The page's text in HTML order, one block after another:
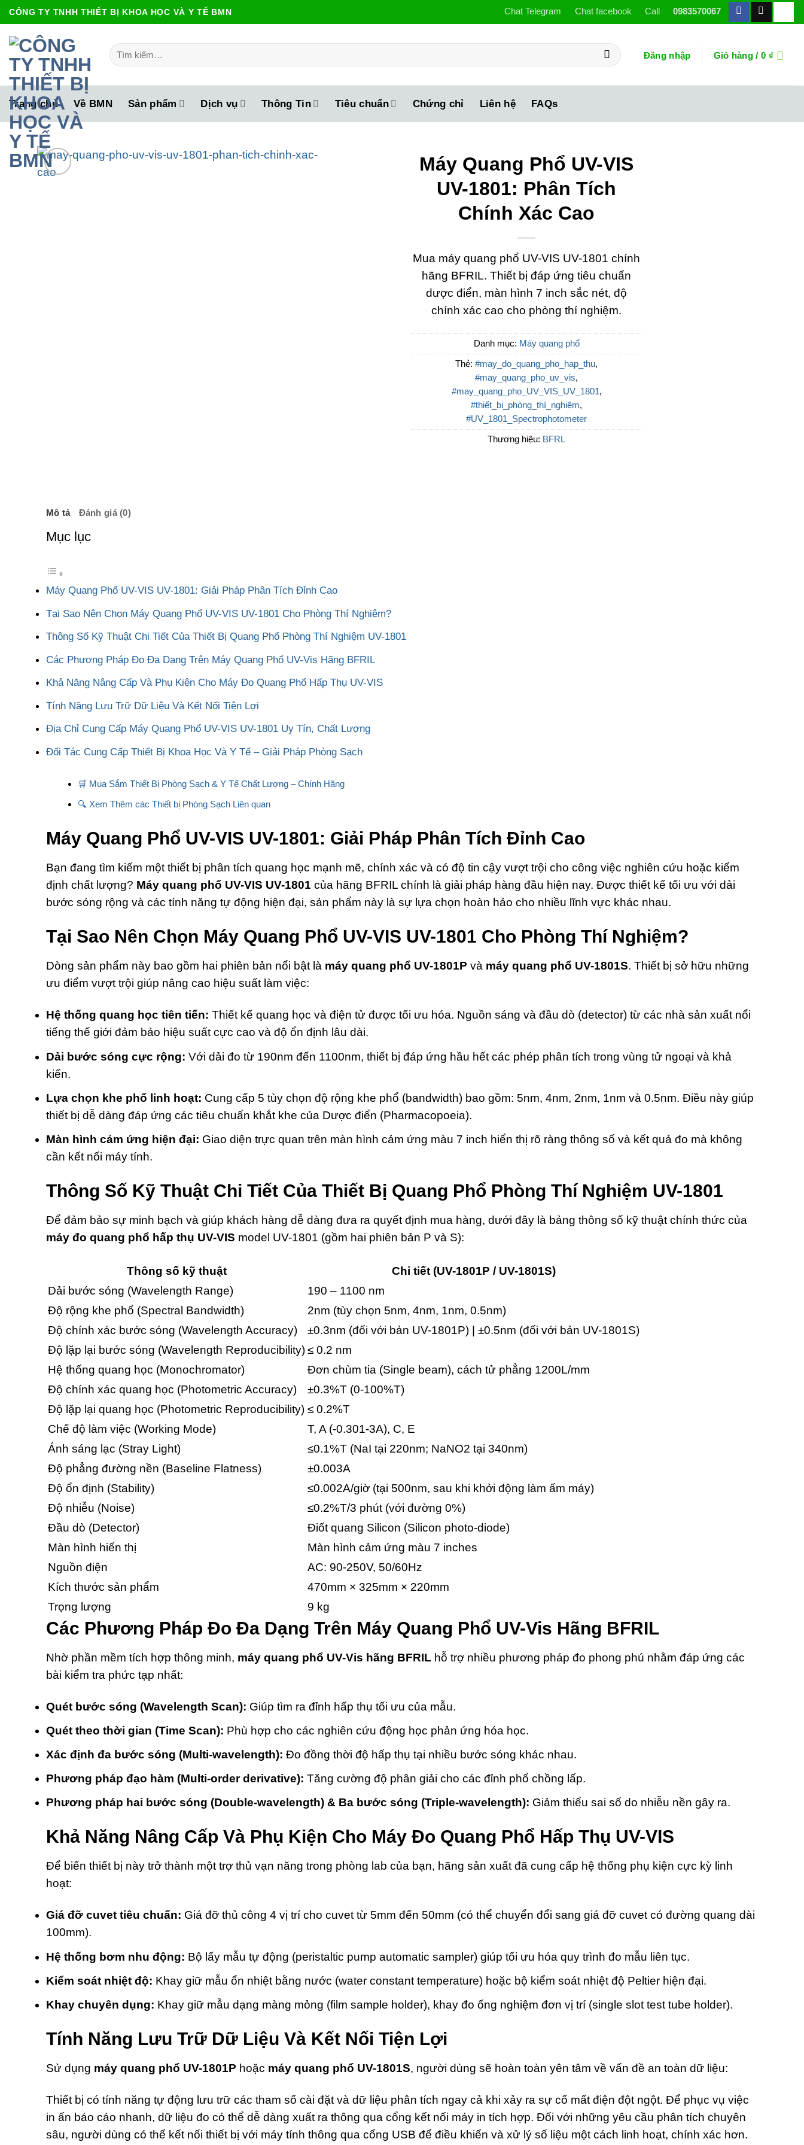
Bỏ
qua
nội
dung
CÔNG TY TNHH THIẾT BỊ KHOA HỌC VÀ Y TẾ BMN Chat Telegram Chat facebook Call 0983570067
Tìm
kiếm:
Đăng nhập Giỏ hàng / 0 ₫
Trang chủ Về BMN Sản phẩm Dịch vụ Thông Tin Tiêu chuẩn Chứng chỉ Liên hệ FAQs
Máy Quang Phổ UV-VIS
UV-1801: Phân Tích
Chính Xác Cao
Mua máy quang phổ UV-VIS UV-1801 chính
hãng BFRIL. Thiết bị đáp ứng tiêu chuẩn
dược điển, màn hình 7 inch sắc nét, độ
chính xác cao cho phòng thí nghiệm.
Danh mục: Máy quang phổ
Thẻ:#may_do_quang_pho_hap_thu,
#may_quang_pho_uv_vis,
#may_quang_pho_UV_VIS_UV_1801,
#thiết_bị_phòng_thí_nghiệm,
#UV_1801_Spectrophotometer
Thương hiệu: BFRL
Mô tả Đánh giá (0)
Mục lục
Máy Quang Phổ UV-VIS UV-1801: Giải Pháp Phân Tích Đỉnh Cao
Tại Sao Nên Chọn Máy Quang Phổ UV-VIS UV-1801 Cho Phòng Thí Nghiệm?
Thông Số Kỹ Thuật Chi Tiết Của Thiết Bị Quang Phổ Phòng Thí Nghiệm UV-1801
Các Phương Pháp Đo Đa Dạng Trên Máy Quang Phổ UV-Vis Hãng BFRIL
Khả Năng Nâng Cấp Và Phụ Kiện Cho Máy Đo Quang Phổ Hấp Thụ UV-VIS
Tính Năng Lưu Trữ Dữ Liệu Và Kết Nối Tiện Lợi
Địa Chỉ Cung Cấp Máy Quang Phổ UV-VIS UV-1801 Uy Tín, Chất Lượng
Đối Tác Cung Cấp Thiết Bị Khoa Học Và Y Tế – Giải Pháp Phòng Sạch
🛒 Mua Sắm Thiết Bị Phòng Sạch & Y Tế Chất Lượng – Chính Hãng
🔍 Xem Thêm các Thiết bị Phòng Sạch Liên quan
Máy Quang Phổ UV-VIS UV-1801: Giải Pháp Phân Tích Đỉnh Cao
Bạn đang tìm kiếm một thiết bị phân tích quang học mạnh mẽ, chính xác và có độ tin cậy vượt trội cho công việc nghiên cứu hoặc kiểm
định chất lượng? Máy quang phổ UV-VIS UV-1801 của hãng BFRIL chính là giải pháp hàng đầu hiện nay. Được thiết kế tối ưu với dải
bước sóng rộng và các tính năng tự động hiện đại, sản phẩm này là sự lựa chọn hoàn hảo cho nhiều lĩnh vực khác nhau.
Tại Sao Nên Chọn Máy Quang Phổ UV-VIS UV-1801 Cho Phòng Thí Nghiệm?
Dòng sản phẩm này bao gồm hai phiên bản nổi bật là máy quang phổ UV-1801P và máy quang phổ UV-1801S. Thiết bị sở hữu những
ưu điểm vượt trội giúp nâng cao hiệu suất làm việc:
Hệ thống quang học tiên tiến: Thiết kế quang học và điện tử được tối ưu hóa. Nguồn sáng và đầu dò (detector) từ các nhà sản xuất nổi
tiếng thế giới đảm bảo hiệu suất cực cao và độ ổn định lâu dài.
Dải bước sóng cực rộng: Với dải đo từ 190nm đến 1100nm, thiết bị đáp ứng hầu hết các phép phân tích trong vùng tử ngoại và khả
kiến.
Lựa chọn khe phổ linh hoạt: Cung cấp 5 tùy chọn độ rộng khe phổ (bandwidth) bao gồm: 5nm, 4nm, 2nm, 1nm và 0.5nm. Điều này giúp
thiết bị dễ dàng đáp ứng các tiêu chuẩn khắt khe của Dược điển (Pharmacopoeia).
Màn hình cảm ứng hiện đại: Giao diện trực quan trên màn hình cảm ứng màu 7 inch hiển thị rõ ràng thông số và kết quả đo mà không
cần kết nối máy tính.
Thông Số Kỹ Thuật Chi Tiết Của Thiết Bị Quang Phổ Phòng Thí Nghiệm UV-1801
Để đảm bảo sự minh bạch và giúp khách hàng dễ dàng đưa ra quyết định mua hàng, dưới đây là bảng thông số kỹ thuật chính thức của
máy đo quang phổ hấp thụ UV-VIS model UV-1801 (gồm hai phiên bản P và S):
Thông số kỹ thuật
Chi tiết (UV-1801P / UV-1801S)
Dải bước sóng (Wavelength Range)
190 – 1100 nm
Độ rộng khe phổ (Spectral Bandwidth)
2nm (tùy chọn 5nm, 4nm, 1nm, 0.5nm)
Độ chính xác bước sóng (Wavelength Accuracy)
±0.3nm (đối với bản UV-1801P) | ±0.5nm (đối với bản UV-1801S)
Độ lặp lại bước sóng (Wavelength Reproducibility)≤ 0.2 nm
Hệ thống quang học (Monochromator)
Đơn chùm tia (Single beam), cách tử phẳng 1200L/mm
Độ chính xác quang học (Photometric Accuracy)
±0.3%T (0-100%T)
Độ lặp lại quang học (Photometric Reproducibility) ≤ 0.2%T
Chế độ làm việc (Working Mode)
T, A (-0.301-3A), C, E
Ánh sáng lạc (Stray Light)
≤0.1%T (NaI tại 220nm; NaNO2 tại 340nm)
Độ phẳng đường nền (Baseline Flatness)
±0.003A
Độ ổn định (Stability)
≤0.002A/giờ (tại 500nm, sau khi khởi động làm ấm máy)
Độ nhiễu (Noise)
≤0.2%T/3 phút (với đường 0%)
Đầu dò (Detector)
Điốt quang Silicon (Silicon photo-diode)
Màn hình hiển thị
Màn hình cảm ứng màu 7 inches
Nguồn điện
AC: 90-250V, 50/60Hz
Kích thước sản phẩm
470mm × 325mm × 220mm
Trọng lượng
9 kg
Các Phương Pháp Đo Đa Dạng Trên Máy Quang Phổ UV-Vis Hãng BFRIL
Nhờ phần mềm tích hợp thông minh, máy quang phổ UV-Vis hãng BFRIL hỗ trợ nhiều phương pháp đo phong phú nhằm đáp ứng các
bài kiểm tra phức tạp nhất:
Quét bước sóng (Wavelength Scan): Giúp tìm ra đỉnh hấp thụ tối ưu của mẫu.
Quét theo thời gian (Time Scan): Phù hợp cho các nghiên cứu động học phản ứng hóa học.
Xác định đa bước sóng (Multi-wavelength): Đo đồng thời độ hấp thụ tại nhiều bước sóng khác nhau.
Phương pháp đạo hàm (Multi-order derivative): Tăng cường độ phân giải cho các đỉnh phổ chồng lấp.
Phương pháp hai bước sóng (Double-wavelength) & Ba bước sóng (Triple-wavelength): Giảm thiểu sai số do nhiễu nền gây ra.
Khả Năng Nâng Cấp Và Phụ Kiện Cho Máy Đo Quang Phổ Hấp Thụ UV-VIS
Để biến thiết bị này trở thành một trợ thủ vạn năng trong phòng lab của bạn, hãng sản xuất đã cung cấp hệ thống phụ kiện cực kỳ linh
hoạt:
Giá đỡ cuvet tiêu chuẩn: Giá đỡ thủ công 4 vị trí cho cuvet từ 5mm đến 50mm (có thể chuyển đổi sang giá đỡ cuvet có đường quang dài
100mm).
Hệ thống bơm nhu động: Bộ lấy mẫu tự động (peristaltic pump automatic sampler) giúp tối ưu hóa quy trình đo mẫu liên tục.
Kiểm soát nhiệt độ: Khay giữ mẫu ổn nhiệt bằng nước (water constant temperature) hoặc bộ kiểm soát nhiệt độ Peltier hiện đại.
Khay chuyên dụng: Khay giữ mẫu dạng màng mỏng (film sample holder), khay đo ống nghiệm đơn vị trí (single slot test tube holder).
Tính Năng Lưu Trữ Dữ Liệu Và Kết Nối Tiện Lợi
Sử dụng máy quang phổ UV-1801P hoặc máy quang phổ UV-1801S, người dùng sẽ hoàn toàn yên tâm về vấn đề an toàn dữ liệu:
Thiết bị có tính năng tự động lưu trữ các tham số cài đặt và dữ liệu phân tích ngay cả khi xảy ra sự cố mất điện đột ngột. Để phục vụ việc
in ấn báo cáo nhanh, dữ liệu đo có thể dễ dàng xuất ra thông qua cổng kết nối máy in tích hợp. Đối với những yêu cầu phân tích chuyên
sâu, người dùng có thể kết nối thiết bị với máy tính thông qua cổng USB để điều khiển và xử lý số liệu một cách linh hoạt, chính xác hơn.